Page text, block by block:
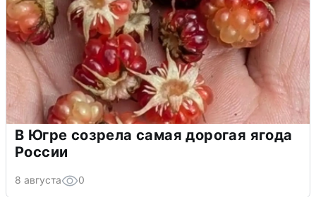
В Югре созрела самая дорогая ягода
России
8 августа 0